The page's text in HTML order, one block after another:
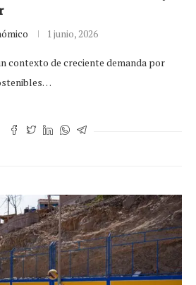
1 junio, 2026
contexto de creciente demanda por